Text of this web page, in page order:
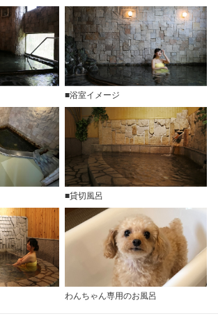
■浴室イメージ
■貸切風呂
わんちゃん専用のお風呂